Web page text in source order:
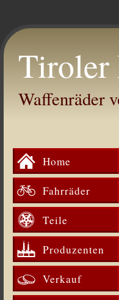
Tiroler
Waffenräder
Home
Fahrräder
Teile
Produzenten
Verkauf